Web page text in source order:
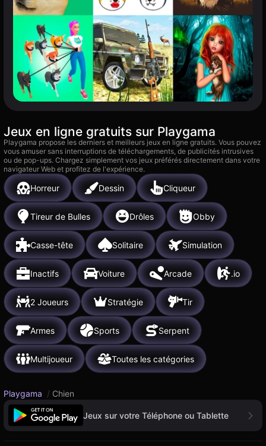
Jeux en ligne gratuits sur Playgama
Playgama propose les derniers et meilleurs jeux en ligne gratuits. Vous pouvez
vous amuser sans interruptions de téléchargements, de publicités intrusives
ou de pop-ups. Chargez simplement vos jeux préférés directement dans votre
navigateur Web et profitez de l'expérience.
Horreur Dessin Cliqueur
Tireur de Bulles Drôles Obby
Casse-tête Solitaire Simulation
Inactifs Voiture Arcade .io
2 Joueurs Stratégie Tir
Armes Sports Serpent
Multijoueur Toutes les catégories
Playgama / Chien
Jeux sur votre Téléphone ou Tablette